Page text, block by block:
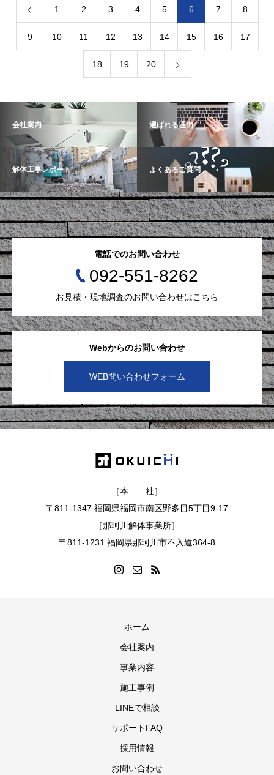
1 2 3 4 5 6 7 8
9 10 11 12 13 14 15 16 17
18 19 20
会社案内 選ばれる理由
解体工事レポート よくあるご質問
Webからのお問い合わせ
WEB問い合わせフォーム
電話でのお問い合わせ
092-551-8262
お見積・現地調査のお問い合わせはこちら
［本 社］
〒811-1347 福岡県福岡市南区野多目5丁目9-17
［那珂川解体事業所］
〒811-1231 福岡県那珂川市不入道364-8
ホーム
会社案内
事業内容
施工事例
LINEで相談
サポートFAQ
採用情報
お問い合わせ